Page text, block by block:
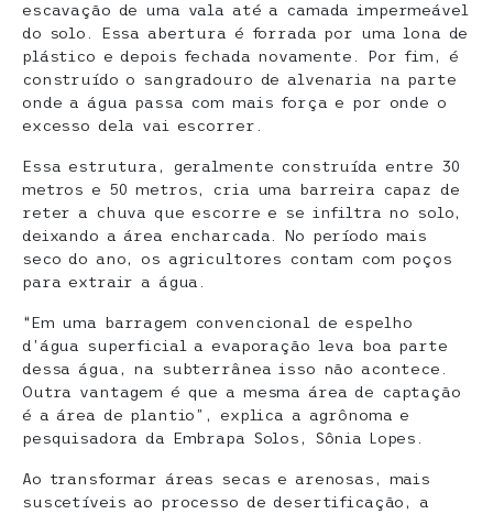
escavação de uma vala até a camada impermeável
do solo. Essa abertura é forrada por uma lona de
plástico e depois fechada novamente. Por fim, é
construído o sangradouro de alvenaria na parte
onde a água passa com mais força e por onde o
excesso dela vai escorrer.
Essa estrutura, geralmente construída entre 30
metros e 50 metros, cria uma barreira capaz de
reter a chuva que escorre e se infiltra no solo,
deixando a área encharcada. No período mais
seco do ano, os agricultores contam com poços
para extrair a água.
“Em uma barragem convencional de espelho
d’água superficial a evaporação leva boa parte
dessa água, na subterrânea isso não acontece.
Outra vantagem é que a mesma área de captação
é a área de plantio”, explica a agrônoma e
pesquisadora da Embrapa Solos, Sônia Lopes.
Ao transformar áreas secas e arenosas, mais
suscetíveis ao processo de desertificação, a